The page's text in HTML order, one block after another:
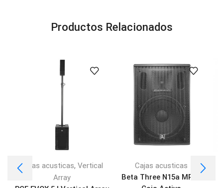
Productos Relacionados
Cajas acusticas, Vertical
Array
Cajas acusticas
Beta Three N15a MP3 |